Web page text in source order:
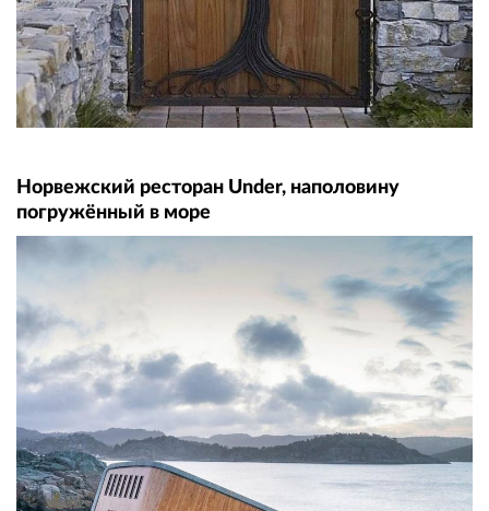
Норвежский ресторан Under, наполовину
погружённый в море